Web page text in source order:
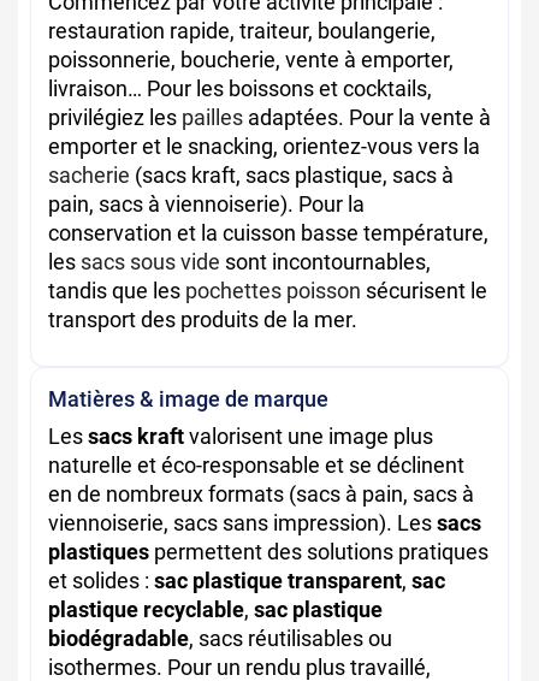
restauration rapide, traiteur, boulangerie,
poissonnerie, boucherie, vente à emporter,
livraison… Pour les boissons et cocktails,
privilégiez les pailles adaptées. Pour la vente à
emporter et le snacking, orientez-vous vers la
sacherie (sacs kraft, sacs plastique, sacs à
pain, sacs à viennoiserie). Pour la
conservation et la cuisson basse température,
les sacs sous vide sont incontournables,
tandis que les pochettes poisson sécurisent le
transport des produits de la mer.
Matières & image de marque
Lessacs kraftvalorisent une image plus
naturelle et éco-responsable et se déclinent
en de nombreux formats (sacs à pain, sacs à
viennoiserie, sacs sans impression). Lessacs
plastiques permettent des solutions pratiques
et solides : sac plastique transparent, sac
plastique recyclable, sac plastique
biodégradable, sacs réutilisables ou
isothermes. Pour un rendu plus travaillé,